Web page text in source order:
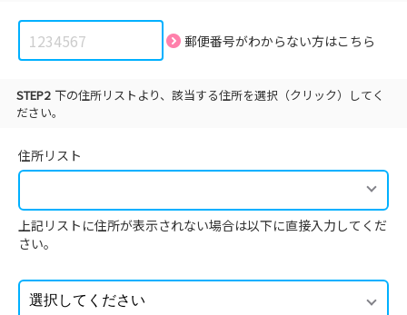
郵便番号がわからない方はこちら
STEP2 下の住所リストより、該当する住所を選択（クリック）してく
ださい。
住所リスト
上記リストに住所が表示されない場合は以下に直接入力してくだ
さい。